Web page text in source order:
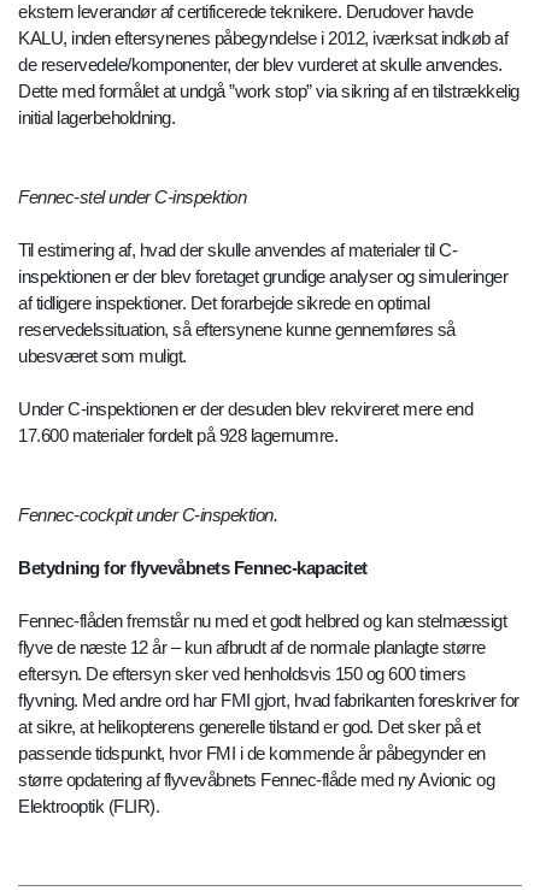
ekstern leverandør af certificerede teknikere. Derudover havde
KALU, inden eftersynenes påbegyndelse i 2012, iværksat indkøb af
de reservedele/komponenter, der blev vurderet at skulle anvendes.
Dette med formålet at undgå ”work stop” via sikring af en tilstrækkelig
initial lagerbeholdning.
Fennec-stel under C-inspektion
Til estimering af, hvad der skulle anvendes af materialer til C-
inspektionen er der blev foretaget grundige analyser og simuleringer
af tidligere inspektioner. Det forarbejde sikrede en optimal
reservedelssituation, så eftersynene kunne gennemføres så
ubesværet som muligt.
Under C-inspektionen er der desuden blev rekvireret mere end
17.600 materialer fordelt på 928 lagernumre.
Fennec-cockpit under C-inspektion.
Betydning for flyvevåbnets Fennec-kapacitet
Fennec-flåden fremstår nu med et godt helbred og kan stelmæssigt
flyve de næste 12 år – kun afbrudt af de normale planlagte større
eftersyn. De eftersyn sker ved henholdsvis 150 og 600 timers
flyvning. Med andre ord har FMI gjort, hvad fabrikanten foreskriver for
at sikre, at helikopterens generelle tilstand er god. Det sker på et
passende tidspunkt, hvor FMI i de kommende år påbegynder en
større opdatering af flyvevåbnets Fennec-flåde med ny Avionic og
Elektrooptik (FLIR).